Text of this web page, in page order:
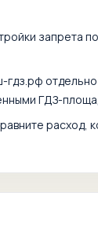
запрета
гдз.рф
ГДЗ-
расход,